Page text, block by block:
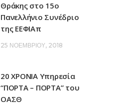
Θράκης στο 15ο
Πανελλήνιο Συνέδριο
της ΕΕΦΙΑπ
25 ΝΟΕΜΒΡΊΟΥ, 2018
20 ΧΡΟΝΙΑ Υπηρεσία
“ΠΟΡΤΑ – ΠΟΡΤΑ” του
ΟΑΣΘ